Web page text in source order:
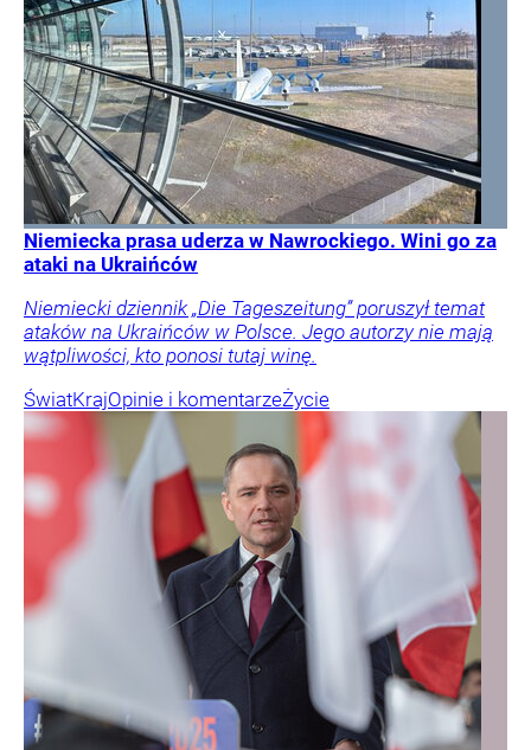
Niemiecka prasa uderza w Nawrockiego. Wini go za
ataki na Ukraińców
Niemiecki dziennik „Die Tageszeitung” poruszył temat
ataków na Ukraińców w Polsce. Jego autorzy nie mają
wątpliwości, kto ponosi tutaj winę.
ŚwiatKrajOpinie i komentarzeŻycie